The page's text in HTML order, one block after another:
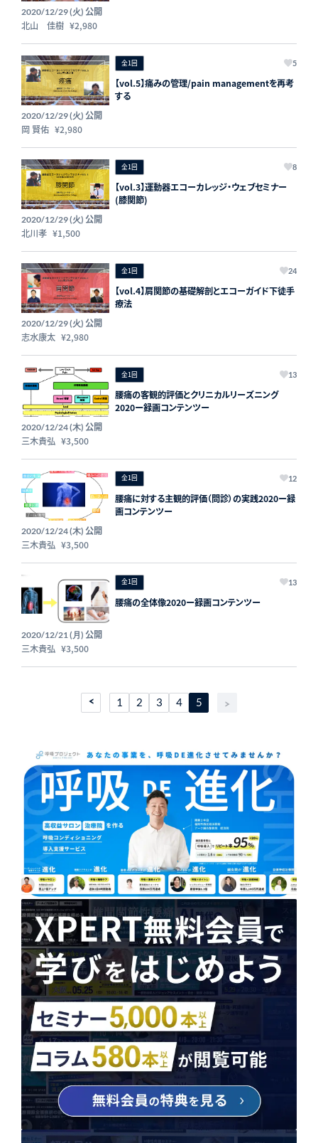
2020/12/29 (火) 公開
北山 佳樹 ¥2,980
全1回 5
【vol.5】痛みの管理/pain managementを再考
する
2020/12/29 (火) 公開
岡 賢佑 ¥2,980
全1回 8
【vol.3】運動器エコーカレッジ・ウェブセミナー
(膝関節)
2020/12/29 (火) 公開
北川孝 ¥1,500
全1回 24
【vol.4】肩関節の基礎解剖とエコーガイド下徒手
療法
2020/12/29 (火) 公開
志水康太 ¥2,980
全1回 13
腰痛の客観的評価とクリニカルリーズニング
2020ー録画コンテンツー
2020/12/24 (木) 公開
三木貴弘 ¥3,500
全1回 12
腰痛に対する主観的評価（問診）の実践2020ー録
画コンテンツー
2020/12/24 (木) 公開
三木貴弘 ¥3,500
全1回 13
腰痛の全体像2020ー録画コンテンツー
2020/12/21 (月) 公開
三木貴弘 ¥3,500
1 2 3 4 5